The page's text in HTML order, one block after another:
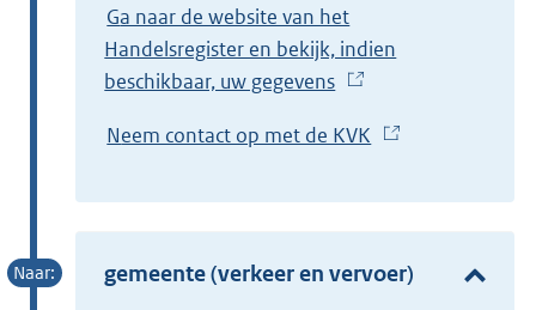
Ga naar de website van het
Handelsregister en bekijk, indien
beschikbaar, uw gegevens
x
e
n
Neem contact op met de KVK
x
t
e
gemeente (verkeer en vervoer)